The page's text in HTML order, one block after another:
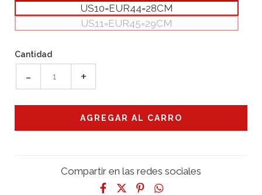
US10=EUR44=28CM
US11=EUR45=29CM
Cantidad
- +
Compartir en las redes sociales